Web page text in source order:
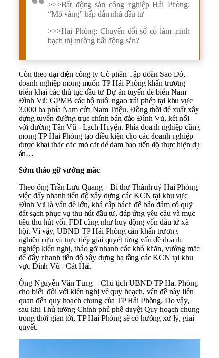
>>>Bất động sản công nghiệp Hải Phòng:
“Mỏ vàng” hấp dẫn nhà đầu tư
>>>Hải Phòng: Chuyển đổi số có làm minh
bạch thị trường bất động sản?
Còn theo đại diện công ty Cổ phần Tập đoàn Sao Đỏ,
doanh nghiệp mong muốn TP Hải Phòng khẩn trương
triển khai các thủ tục đầu tư Dự án tuyến đê biển Nam
Đình Vũ; GPMB các hộ nuôi ngao trái phép tại khu vực
3.000 ha phía Nam cửa Nam Triệu. Đồng thời đề xuất xây
dựng tuyến đường trục chính bán đảo Đình Vũ, kết nối
với đường Tân Vũ - Lạch Huyện. Phía doanh nghiệp cũng
mong TP Hải Phòng tạo điều kiện cho các doanh nghiệp
được khai thác các mỏ cát để đảm bảo tiến độ thực hiện dự
án…
Sớm tháo gỡ vướng mắc
Theo ông Trần Lưu Quang – Bí thư Thành uỷ Hải Phòng,
việc đẩy nhanh tiến độ xây dựng các KCN tại khu vực
Đình Vũ là vấn đề lớn, khá cấp bách để bảo đảm có quỹ
đất sạch phục vụ thu hút đầu tư, đáp ứng yêu cầu và mục
tiêu thu hút vốn FDI cũng như huy động vốn đầu tư xã
hội. Vì vậy, UBND TP Hải Phòng cần khẩn trương
nghiên cứu và trực tiếp giải quyết từng vấn đề doanh
nghiệp kiến nghị, tháo gỡ nhanh các khó khăn, vướng mắc
để đẩy nhanh tiến độ xây dựng hạ tầng các KCN tại khu
vực Đình Vũ - Cát Hải.
Ông Nguyễn Văn Tùng – Chủ tịch UBND TP Hải Phòng
cho biết, đối với kiến nghị về quy hoạch, vấn đề này liên
quan đến quy hoạch chung của TP Hải Phòng. Do vậy,
sau khi Thủ tướng Chính phủ phê duyệt Quy hoạch chung
trong thời gian tới, TP Hải Phòng sẽ có hướng xử lý, giải
quyết.